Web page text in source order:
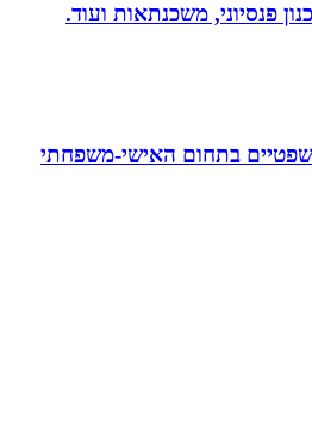
פנסיוני, משכנתאות ועוד.
משפטיים בתחום האישי-משפחתי